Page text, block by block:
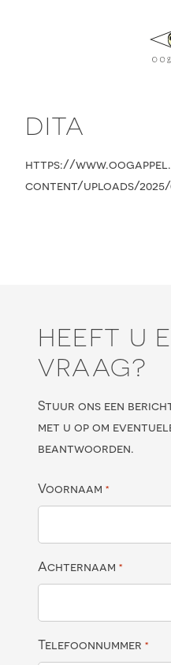
DITA
https://
content/uploads/2025/
HEEFT U
VRAAG?
Stuur ons een
met u op om
beantwoorden.
Voornaam *
Achternaam *
Telefoonnummer *